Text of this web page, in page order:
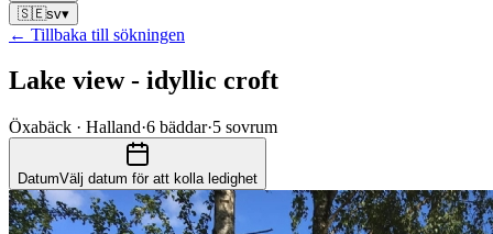
🇸🇪sv▾
← Tillbaka till sökningen
Lake view - idyllic croft
Öxabäck · Halland·6 bäddar·5 sovrum
DatumVälj datum för att kolla ledighet